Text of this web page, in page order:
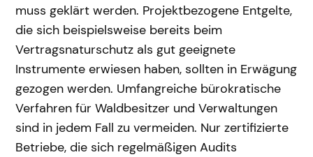
muss geklärt werden. Projektbezogene Entgelte,
die sich beispielsweise bereits beim
Vertragsnaturschutz als gut geeignete
Instrumente erwiesen haben, sollten in Erwägung
gezogen werden. Umfangreiche bürokratische
Verfahren für Waldbesitzer und Verwaltungen
sind in jedem Fall zu vermeiden. Nur zertifizierte
Betriebe, die sich regelmäßigen Audits